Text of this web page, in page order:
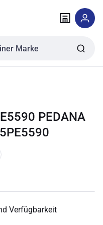
PEDANA
Verfügbarkeit